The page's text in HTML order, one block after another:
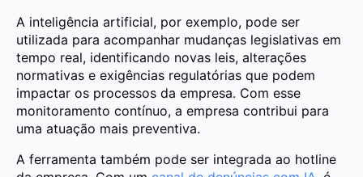
A inteligência artificial, por exemplo, pode ser
utilizada para acompanhar mudanças legislativas em
tempo real, identificando novas leis, alterações
normativas e exigências regulatórias que podem
impactar os processos da empresa. Com esse
monitoramento contínuo, a empresa contribui para
uma atuação mais preventiva.
A ferramenta também pode ser integrada ao hotline